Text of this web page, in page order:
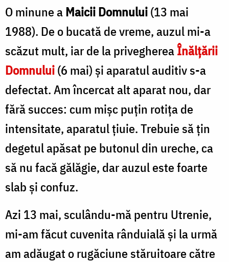
Foto:
Ștefan
Cojocariu
O minune aMaicii Domnului(13 mai
1988). De o bu­cată de vreme, auzul mi-a
scăzut mult, iar de la priveghereaÎnălţării
Domnului(6 mai) şi aparatul auditiv s-a
defectat. Am încercat alt aparat nou, dar
fără succes: cum mişc puţin rotiţa de
intensitate, aparatul ţiuie. Trebuie să ţin
degetul apăsat pe butonul din ureche, ca
să nu facă gălăgie, dar auzul este foarte
slab şi confuz.
Azi 13 mai, sculându-mă pentru Utrenie,
mi-am făcut cuvenita rânduială şi la urmă
am adăugat o rugăciune stărui­toare către